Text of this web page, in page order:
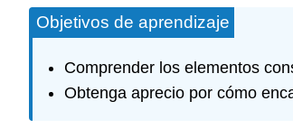
Objetivos de aprendizaje
Comprender los elementos
Obtenga aprecio por cómo